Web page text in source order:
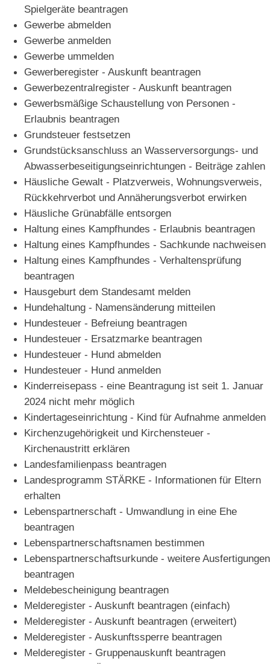
Spielgeräte beantragen
Gewerbe abmelden
Gewerbe anmelden
Gewerbe ummelden
Gewerberegister - Auskunft beantragen
Gewerbezentralregister - Auskunft beantragen
Gewerbsmäßige Schaustellung von Personen -
Erlaubnis beantragen
Grundsteuer festsetzen
Grundstücksanschluss an Wasserversorgungs- und
Abwasserbeseitigungseinrichtungen - Beiträge zahlen
Häusliche Gewalt - Platzverweis, Wohnungsverweis,
Rückkehrverbot und Annäherungsverbot erwirken
Häusliche Grünabfälle entsorgen
Haltung eines Kampfhundes - Erlaubnis beantragen
Haltung eines Kampfhundes - Sachkunde nachweisen
Haltung eines Kampfhundes - Verhaltensprüfung
beantragen
Hausgeburt dem Standesamt melden
Hundehaltung - Namensänderung mitteilen
Hundesteuer - Befreiung beantragen
Hundesteuer - Ersatzmarke beantragen
Hundesteuer - Hund abmelden
Hundesteuer - Hund anmelden
Kinderreisepass - eine Beantragung ist seit 1. Januar
2024 nicht mehr möglich
Kindertageseinrichtung - Kind für Aufnahme anmelden
Kirchenzugehörigkeit und Kirchensteuer -
Kirchenaustritt erklären
Landesfamilienpass beantragen
Landesprogramm STÄRKE - Informationen für Eltern
erhalten
Lebenspartnerschaft - Umwandlung in eine Ehe
beantragen
Lebenspartnerschaftsnamen bestimmen
Lebenspartnerschaftsurkunde - weitere Ausfertigungen
beantragen
Meldebescheinigung beantragen
Melderegister - Auskunft beantragen (einfach)
Melderegister - Auskunft beantragen (erweitert)
Melderegister - Auskunftssperre beantragen
Melderegister - Gruppenauskunft beantragen